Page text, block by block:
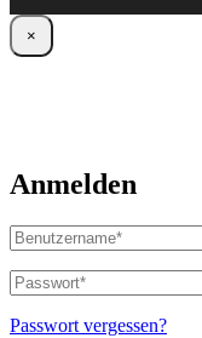
×
Anmelden
Benutzername
oder
E-
Mail-
Adresse*
Passwort*
Erforderlich
Passwort vergessen?